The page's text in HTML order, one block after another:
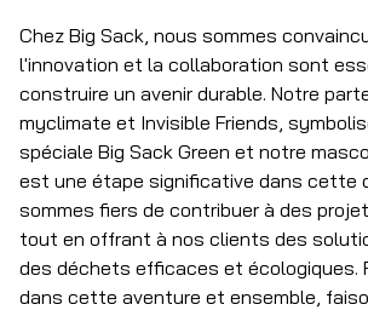
Chez Big Sack, nous sommes
l'innovation et la collaboration sont
construire un avenir durable. Notre
myclimate et Invisible Friends,
spéciale Big Sack Green et notre
est une étape significative dans cette
sommes fiers de contribuer à des
tout en offrant à nos clients des
des déchets efficaces et écologiques.
dans cette aventure et ensemble,